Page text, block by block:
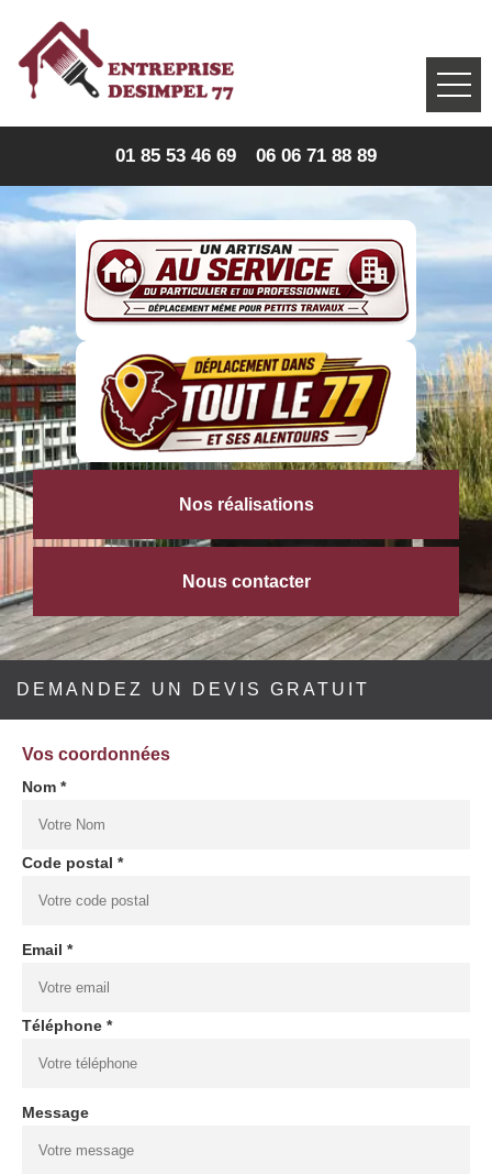
01 85 53 46 69 06 06 71 88 89
Nos réalisations
Nous contacter
DEMANDEZ UN DEVIS GRATUIT
Vos coordonnées
Nom *
Code postal *
Email *
Téléphone *
Message